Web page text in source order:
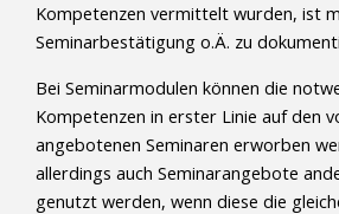
Kompetenzen vermittelt wurden, ist
Seminarbestätigung o.Ä. zu
Bei Seminarmodulen können die
Kompetenzen in erster Linie auf den
angebotenen Seminaren erworben
allerdings auch Seminarangebote
genutzt werden, wenn diese die